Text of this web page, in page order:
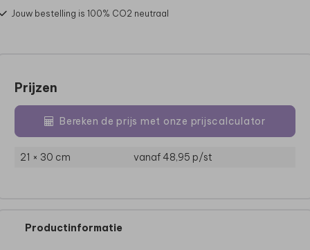
Jouw bestelling is 100% CO2 neutraal
Prijzen
Bereken de prijs met onze prijscalculator
21 × 30 cm vanaf 48,95 p/st
Productinformatie